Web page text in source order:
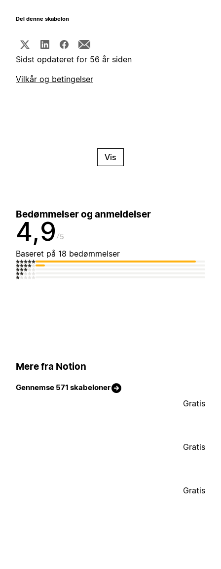
Del denne skabelon
Sidst opdateret for 56 år siden
Vilkår og betingelser
Vis
Bedømmelser og anmeldelser
4,9 5
Baseret på 18 bedømmelser
Mere fra Notion
Gennemse 571 skabeloner
Gratis
Gratis
Gratis